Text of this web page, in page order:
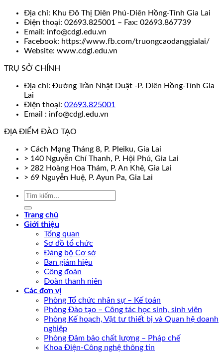
Địa chỉ: Khu Đô Thị Diên Phú-Diên Hồng-Tỉnh Gia Lai
Điện thoại: 02693.825001 – Fax: 02693.867739
Email: info@cdgl.edu.vn
Facebook: https://www.fb.com/truongcaodanggialai/
Website: www.cdgl.edu.vn
TRỤ SỞ CHÍNH
Địa chỉ: Đường Trần Nhật Duật -P. Diên Hồng-Tỉnh Gia
Lai
Điện thoại: 02693.825001
Email : info@cdgl.edu.vn
ĐỊA ĐIỂM ĐÀO TẠO
> Cách Mạng Tháng 8, P. Pleiku, Gia Lai
> 140 Nguyễn Chí Thanh, P. Hội Phú, Gia Lai
> 282 Hoàng Hoa Thám, P. An Khê, Gia Lai
> 69 Nguyễn Huệ, P. Ayun Pa, Gia Lai
Trang chủ
Giới thiệu
Tổng quan
Sơ đồ tổ chức
Đảng bộ Cơ sở
Ban giám hiệu
Công đoàn
Đoàn thanh niên
Các đơn vị
Phòng Tổ chức nhân sự – Kế toán
Phòng Đào tạo – Công tác học sinh, sinh viên
Phòng Kế hoạch, Vật tư thiết bị và Quan hệ doanh
nghiệp
Phòng Đảm bảo chất lượng – Pháp chế
Khoa Điện-Công nghệ thông tin